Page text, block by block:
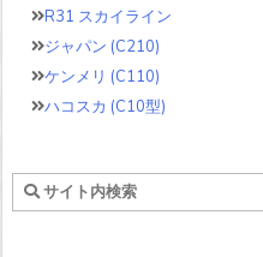
R31 スカイライン
ジャパン (C210)
ケンメリ (C110)
ハコスカ (C10型)